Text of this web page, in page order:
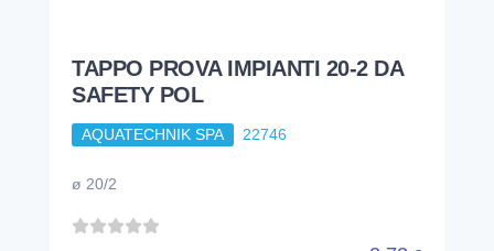
TAPPO PROVA IMPIANTI 20-2 DA
SAFETY POL
AQUATECHNIK SPA 22746
ø 20/2